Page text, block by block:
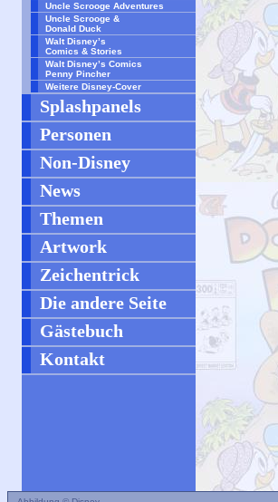
Uncle Scrooge Adventures
Uncle Scrooge &
Donald Duck
Walt Disney’s
Comics & Stories
Walt Disney’s Comics
Penny Pincher
Weitere Disney-Cover
Splashpanels
Personen
Non-Disney
News
Themen
Artwork
Zeichentrick
Die andere Seite
Gästebuch
Kontakt